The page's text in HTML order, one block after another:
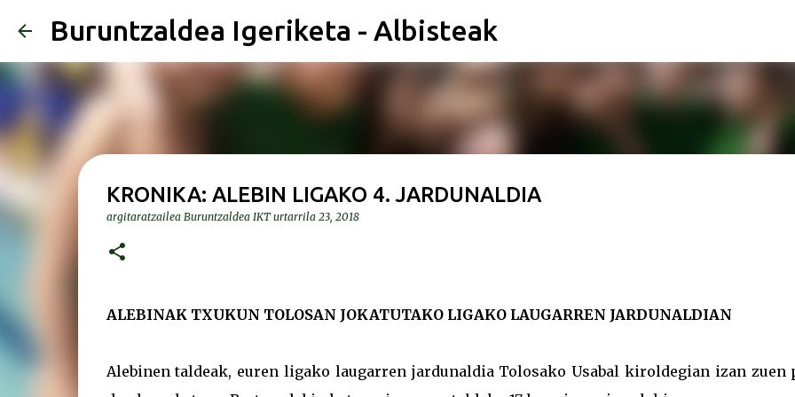
Saltatu eta joan eduki nagusira
Buruntzaldea Igeriketa - Albisteak
KRONIKA: ALEBIN LIGAKO 4. JARDUNALDIA
argitaratzailea Buruntzaldea IKT urtarrila 23, 2018
ALEBINAK TXUKUN TOLOSAN JOKATUTAKO LIGAKO LAUGARREN JARDUNALDIAN
Alebinen taldeak, euren ligako laugarren jardunaldia Tolosako Usabal kiroldegian izan zuen